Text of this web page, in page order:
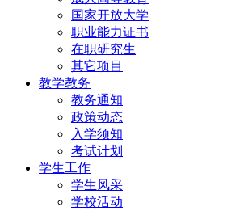
国家开放大学
职业能力证书
在职研究生
其它项目
教学教务
教务通知
政策动态
入学须知
考试计划
学生工作
学生风采
学校活动